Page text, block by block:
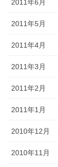
2011年6月
2011年5月
2011年4月
2011年3月
2011年2月
2011年1月
2010年12月
2010年11月